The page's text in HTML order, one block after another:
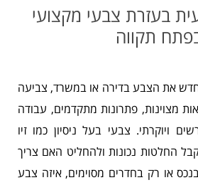
בעזרת צבעי מקצועי
תקווה
את הצבע בדירה או במשרד, צביעה
מצוינות, פתרונות מתקדמים, עבודה
ויוקרתי. צבעי בעל ניסיון כמו זיו
החלטות נכונות ולהחליט האם צריך
או רק בחדרים מסוימים, איזה צבע